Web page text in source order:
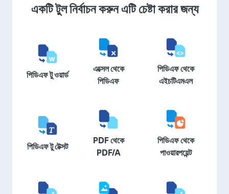
একটি টুল নির্বাচন করুন এটি চেষ্টা করার জন্য
পিডিএফ টু ওয়ার্ড
এক্সেল থেকে
পিডিএফ
পিডিএফ থেকে
এইচটিএমএল
পিডিএফ টু টেক্সট
PDF থেকে
PDF/A
পিডিএফ থেকে
পাওয়ারপয়েন্ট